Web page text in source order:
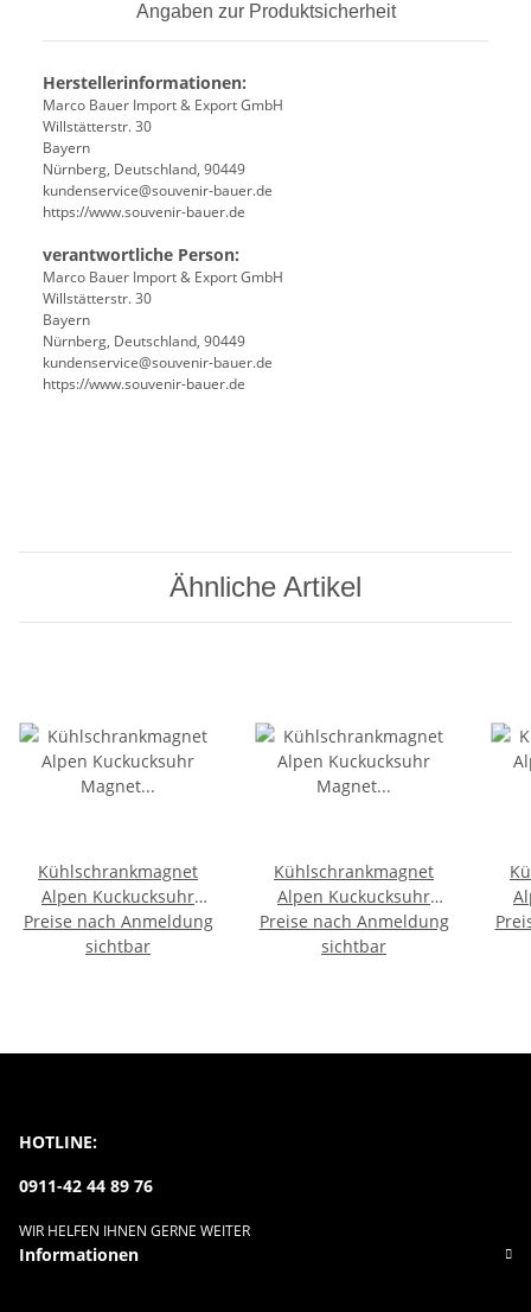
Angaben zur Produktsicherheit
Herstellerinformationen:
Marco Bauer Import & Export GmbH
Willstätterstr. 30
Bayern
Nürnberg, Deutschland, 90449
kundenservice@souvenir-bauer.de
https://www.souvenir-bauer.de
verantwortliche Person:
Marco Bauer Import & Export GmbH
Willstätterstr. 30
Bayern
Nürnberg, Deutschland, 90449
kundenservice@souvenir-bauer.de
https://www.souvenir-bauer.de
Ähnliche Artikel
Kühlschrankmagnet
Alpen Kuckucksuhr
Magnet
Urlaubserinnerung
Preise nach Anmeldung
sichtbar
Kühlschrankmagnet
Alpen Kuckucksuhr
Magnet
Urlaubserinnerung
Preise nach Anmeldung
sichtbar
HOTLINE:
0911-42 44 89 76
WIR HELFEN IHNEN GERNE WEITER
Informationen